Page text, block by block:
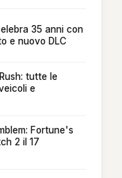
35 anni con
e nuovo DLC
tutte le
e
Fortune's
2 il 17